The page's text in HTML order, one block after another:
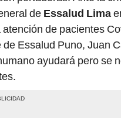
de Essalud Lima
de pacientes
de Essalud Puno, Juan
ayudará pero se